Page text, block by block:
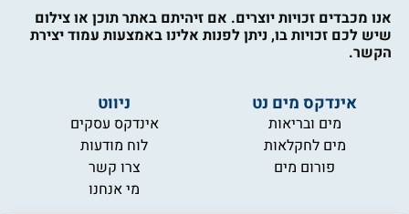
אנו מכבדים זכויות יוצרים. אם זיהיתם באתר תוכן או צילום
שיש לכם זכויות בו, ניתן לפנות אלינו באמצעות עמוד יצירת
הקשר.
אינדקס מים נט
מים ובריאות
מים לחקלאות
פורום מים
ניווט
אינדקס עסקים
לוח מודעות
צרו קשר
מי אנחנו